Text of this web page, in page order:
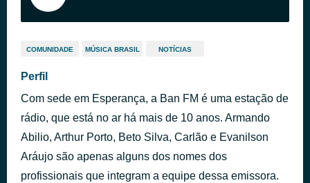
COMUNIDADE MÚSICA BRASIL NOTÍCIAS
Perfil
Com sede em Esperança, a Ban FM é uma estação de
rádio, que está no ar há mais de 10 anos. Armando
Abilio, Arthur Porto, Beto Silva, Carlão e Evanilson
Aráujo são apenas alguns dos nomes dos
profissionais que integram a equipe dessa emissora.